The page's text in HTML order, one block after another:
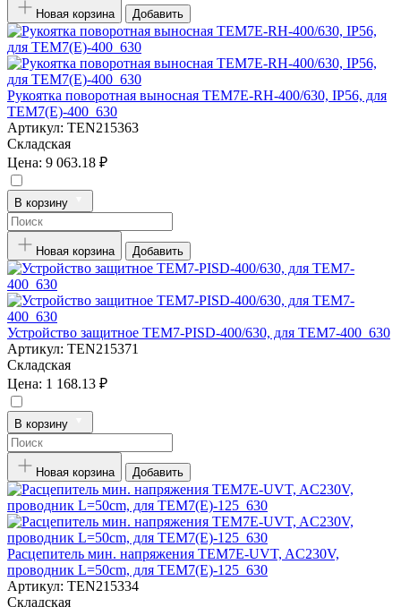
Новая корзина Добавить
Рукоятка поворотная выносная TEM7E-RH-400/630, IP56, для
TEM7(E)-400_630
Артикул: TEN215363
Складская
Цена: 9 063.18 ₽
В корзину
Новая корзина Добавить
Устройство защитное TEM7-PISD-400/630, для TEM7-400_630
Артикул: TEN215371
Складская
Цена: 1 168.13 ₽
В корзину
Новая корзина Добавить
Расцепитель мин. напряжения TEM7E-UVT, AC230V,
проводник L=50cm, для TEM7(E)-125_630
Артикул: TEN215334
Складская